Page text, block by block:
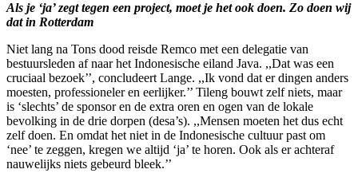
Als je ‘ja’ zegt tegen een project, moet je het ook doen. Zo doen wij
dat in Rotterdam
Niet lang na Tons dood reisde Remco met een delegatie van
bestuursleden af naar het Indonesische eiland Java. ,,Dat was een
cruciaal bezoek’’, concludeert Lange. ,,Ik vond dat er dingen anders
moesten, professioneler en eerlijker.’’ Tileng bouwt zelf niets, maar
is ‘slechts’ de sponsor en de extra oren en ogen van de lokale
bevolking in de drie dorpen (desa’s). ,,Mensen moeten het dus echt
zelf doen. En omdat het niet in de Indonesische cultuur past om
‘nee’ te zeggen, kregen we altijd ‘ja’ te horen. Ook als er achteraf
nauwelijks niets gebeurd bleek.’’